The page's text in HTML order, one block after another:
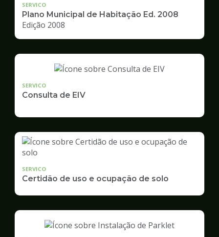
SERVICO
Plano Municipal de Habitação Ed. 2008
Edição 2008
SERVICO
Consulta de EIV
SERVICO
Certidão de uso e ocupação de solo